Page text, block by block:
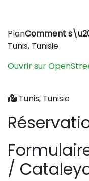
+
PlanComment
Tunis, Tunisie
Ouvrir sur
Tunis, Tunisie
/